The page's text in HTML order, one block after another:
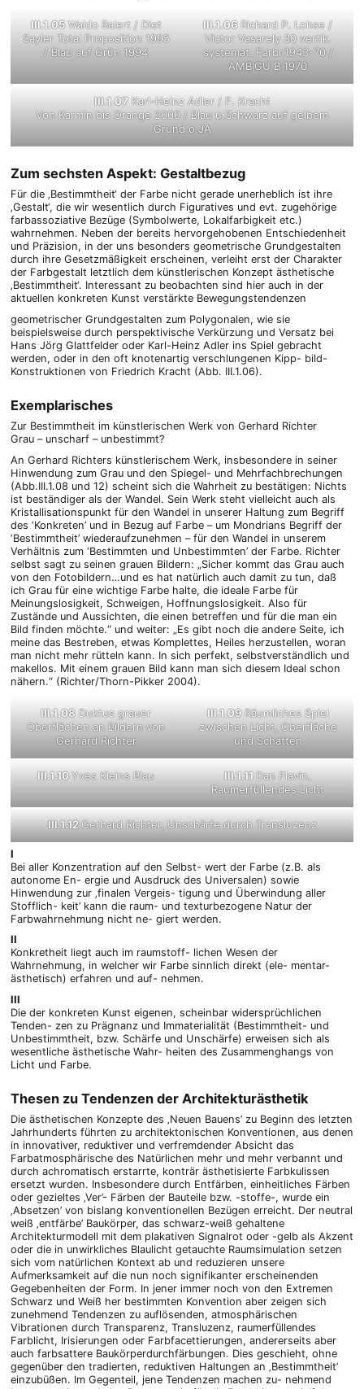
III.1.05Waldo Balert / Diet
Sayler Total Proposition 1995
/ Blau auf Grün 1994
III.1.06Richard P. Lohse /
Victor Vasarely 30 vertik.
systemat. Farbr.1943-70 /
AMBIGU B 1970
III.1.07Karl-Heinz Adler / F. Kracht
Von Karmin bis Orange 2000 / Blau u.Schwarz auf gelbem
Grund o.JA
Zum sechsten Aspekt: Gestaltbezug
Für die ‚Bestimmtheit‘ der Farbe nicht gerade unerheblich ist ihre
‚Gestalt‘, die wir wesentlich durch Figuratives und evt. zugehörige
farbassoziative Bezüge (Symbolwerte, Lokalfarbigkeit etc.)
wahrnehmen. Neben der bereits hervorgehobenen Entschiedenheit
und Präzision, in der uns besonders geometrische Grundgestalten
durch ihre Gesetzmäßigkeit erscheinen, verleiht erst der Charakter
der Farbgestalt letztlich dem künstlerischen Konzept ästhetische
‚Bestimmtheit‘. Interessant zu beobachten sind hier auch in der
aktuellen konkreten Kunst verstärkte Bewegungstendenzen
geometrischer Grundgestalten zum Polygonalen, wie sie
beispielsweise durch perspektivische Verkürzung und Versatz bei
Hans Jörg Glattfelder oder Karl-Heinz Adler ins Spiel gebracht
werden, oder in den oft knotenartig verschlungenen Kipp- bild-
Konstruktionen von Friedrich Kracht (Abb. III.1.06).
Exemplarisches
Zur Bestimmtheit im künstlerischen Werk von Gerhard Richter
Grau – unscharf – unbestimmt?
An Gerhard Richters künstlerischem Werk, insbesondere in seiner
Hinwendung zum Grau und den Spiegel- und Mehrfachbrechungen
(Abb.III.1.08 und 12) scheint sich die Wahrheit zu bestätigen: Nichts
ist beständiger als der Wandel. Sein Werk steht vielleicht auch als
Kristallisationspunkt für den Wandel in unserer Haltung zum Begriff
des ‘Konkreten’ und in Bezug auf Farbe – um Mondrians Begriff der
‘Bestimmtheit’ wiederaufzunehmen – für den Wandel in unserem
Verhältnis zum ‘Bestimmten und Unbestimmten’ der Farbe. Richter
selbst sagt zu seinen grauen Bildern: „Sicher kommt das Grau auch
von den Fotobildern…und es hat natürlich auch damit zu tun, daß
ich Grau für eine wichtige Farbe halte, die ideale Farbe für
Meinungslosigkeit, Schweigen, Hoffnungslosigkeit. Also für
Zustände und Aussichten, die einen betreffen und für die man ein
Bild finden möchte.“ und weiter: „Es gibt noch die andere Seite, ich
meine das Bestreben, etwas Komplettes, Heiles herzustellen, woran
man nicht mehr rütteln kann. In sich perfekt, selbstverständlich und
makellos. Mit einem grauen Bild kann man sich diesem Ideal schon
nähern.“ (Richter/Thorn-Pikker 2004).
III.1.08 Duktus grauer
Oberflächen an Bildern von
Gerhard Richter
III.1.09Räumliches Spiel
zwischen Licht, Oberfläche
und Schatten
III.1.10Yves Kleins Blau III.1.11Dan Flavin,
Raumerfüllendes Licht
III.1.12Gerhard Richter, Unschärfe durch Transluzenz
I
Bei aller Konzentration auf den Selbst- wert der Farbe (z.B. als
autonome En- ergie und Ausdruck des Universalen) sowie
Hinwendung zur ‚finalen Vergeis- tigung und Überwindung aller
Stofflich- keit’ kann die raum- und texturbezogene Natur der
Farbwahrnehmung nicht ne- giert werden.
II
Konkretheit liegt auch im raumstoff- lichen Wesen der
Wahrnehmung, in welcher wir Farbe sinnlich direkt (ele- mentar-
ästhetisch) erfahren und auf- nehmen.
III
Die der konkreten Kunst eigenen, scheinbar widersprüchlichen
Tenden- zen zu Prägnanz und Immaterialität (Bestimmtheit- und
Unbestimmtheit, bzw. Schärfe und Unschärfe) erweisen sich als
wesentliche ästhetische Wahr- heiten des Zusammenghangs von
Licht und Farbe.
Thesen zu Tendenzen der Architekturästhetik
Die ästhetischen Konzepte des ‚Neuen Bauens’ zu Beginn des letzten
Jahrhunderts führten zu architektonischen Konventionen, aus denen
in innovativer, reduktiver und verfremdender Absicht das
Farbatmosphärische des Natürlichen mehr und mehr verbannt und
durch achromatisch erstarrte, konträr ästhetisierte Farbkulissen
ersetzt wurden. Insbesondere durch Entfärben, einheitliches Färben
oder gezieltes ‚Ver’- Färben der Bauteile bzw. -stoffe-, wurde ein
‚Absetzen’ von bislang konventionellen Bezügen erreicht. Der neutral
weiß ‚entfärbe’ Baukörper, das schwarz-weiß gehaltene
Architekturmodell mit dem plakativen Signalrot oder -gelb als Akzent
oder die in unwirkliches Blaulicht getauchte Raumsimulation setzen
sich vom natürlichen Kontext ab und reduzieren unsere
Aufmerksamkeit auf die nun noch signifikanter erscheinenden
Gegebenheiten der Form. In jener immer noch von den Extremen
Schwarz und Weiß her bestimmten Konvention aber zeigen sich
zunehmend Tendenzen zu auflösenden, atmosphärischen
Vibrationen durch Transparenz, Transluzenz, raumerfüllendes
Farblicht, Irisierungen oder Farbfacettierungen, andererseits aber
auch farbsattere Baukörperdurchfärbungen. Dies geschieht, ohne
gegenüber den tradierten, reduktiven Haltungen an ‚Bestimmtheit’
einzubüßen. Im Gegenteil, jene Tendenzen machen zu- nehmend